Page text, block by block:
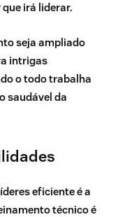
irá liderar.
seja ampliado
intrigas
o todo trabalha
saudável da
eficiente é a
técnico é